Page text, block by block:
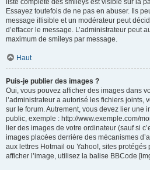
liste complète des smileys est visible sur la
Essayez toutefois de ne pas en abuser. Ils
message illisible et un modérateur peut
d’effacer le message. L’administrateur peut
maximum de smileys par message.
Haut
Puis-je publier des images ?
Oui, vous pouvez afficher des images dans
l’administrateur a autorisé les fichiers joints,
sur le forum. Autrement, vous devez lier une
public, exemple : http://www.exemple.com/
lier des images de votre ordinateur (sauf si
images placées derrière des mécanismes
aux lettres Hotmail ou Yahoo!, sites protégés
afficher l’image, utilisez la balise BBCode